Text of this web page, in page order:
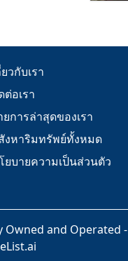
ยวกับเรา
ต่อเรา
ยการล่าสุดของเรา
งหาริมทรัพย์ทั้งหมด
ยบายความเป็นส่วนตัว
Owned and Operated -